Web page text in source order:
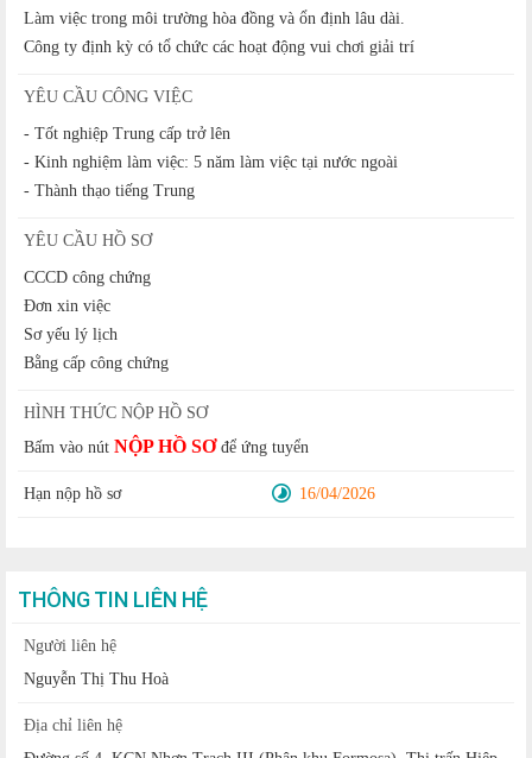
Làm việc trong môi trường hòa đồng và ổn định lâu dài.
Công ty định kỳ có tổ chức các hoạt động vui chơi giải trí
YÊU CẦU CÔNG VIỆC
- Tốt nghiệp Trung cấp trở lên
- Kinh nghiệm làm việc: 5 năm làm việc tại nước ngoài
- Thành thạo tiếng Trung
YÊU CẦU HỒ SƠ
CCCD công chứng
Đơn xin việc
Sơ yếu lý lịch
Bằng cấp công chứng
HÌNH THỨC NỘP HỒ SƠ
Bấm vào nút NỘP HỒ SƠđể ứng tuyển
Hạn nộp hồ sơ 16/04/2026
THÔNG TIN LIÊN HỆ
Người liên hệ
Nguyễn Thị Thu Hoà
Địa chỉ liên hệ